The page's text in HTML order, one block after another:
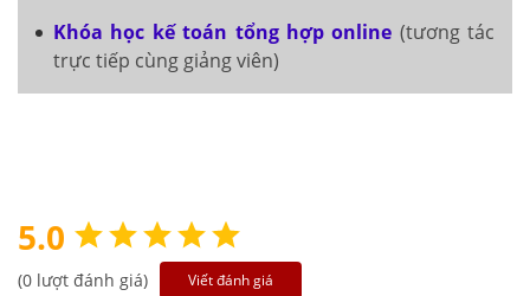
Khóa học kế toán tổng hợp online (tương tác
trực tiếp cùng giảng viên)
5.0
(0 lượt đánh giá) Viết đánh giá